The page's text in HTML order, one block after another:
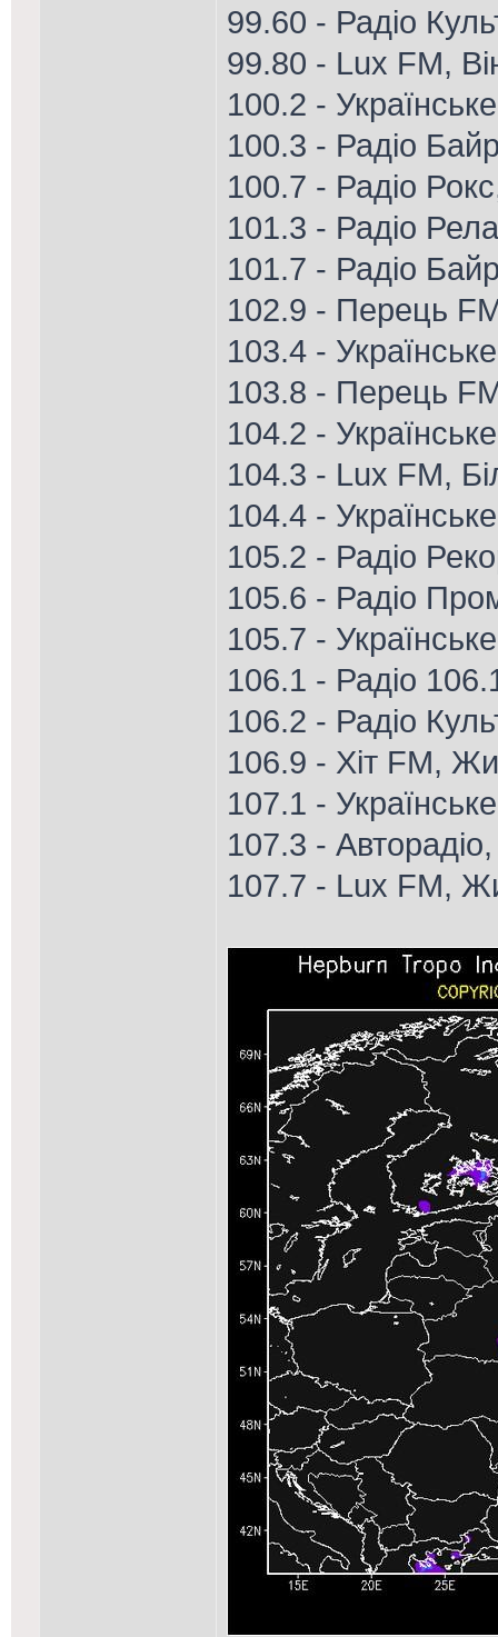
99.60 - Радіо
99.80 - Lux FM,
100.2 -
100.3 - Радіо
100.7 - Радіо
101.3 - Радіо
101.7 - Радіо
102.9 - Перець
103.4 -
103.8 - Перець
104.2 -
104.3 - Lux FM,
104.4 -
105.2 - Радіо
105.6 - Радіо
105.7 -
106.1 - Радіо
106.2 - Радіо
106.9 - Хіт FM,
107.1 -
107.3 -
107.7 - Lux FM,